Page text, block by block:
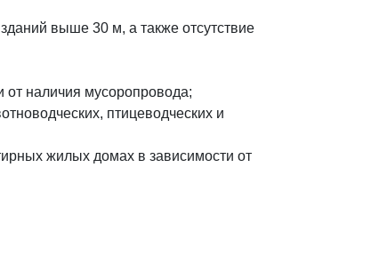
выше 30 м, а также отсутствие
от наличия мусоропровода;
птицеводческих и
жилых домах в зависимости от